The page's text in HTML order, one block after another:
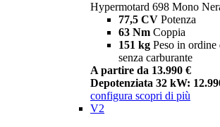
Hypermotard 698 Mono
77,5 CV Potenza
63 Nm Coppia
151 kg Peso in ordine
senza carburante
A partire da 13.990 €
Depotenziata 32 kW:
configura scopri di più
V2